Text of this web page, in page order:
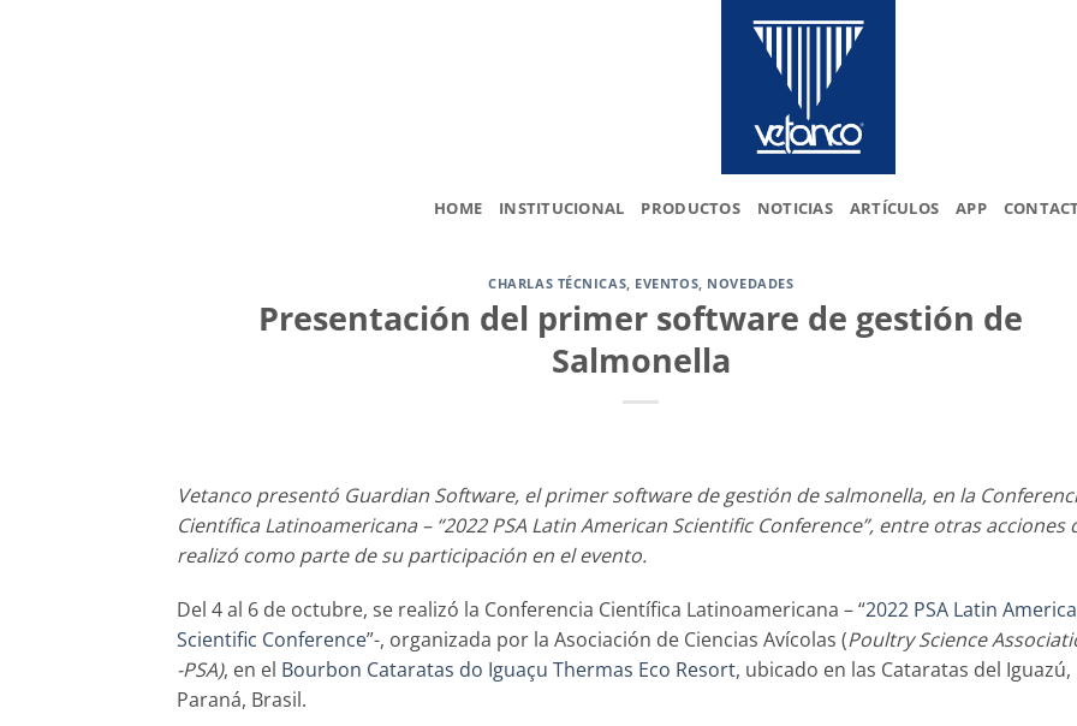
HOME INSTITUCIONAL PRODUCTOS NOTICIAS ARTÍCULOS APP
CHARLAS TÉCNICAS, EVENTOS, NOVEDADES
Presentación del primer software de gestión de
Salmonella
Vetanco presentó Guardian Software, el primer software de gestión de salmonella, en la
Científica Latinoamericana – “2022 PSA Latin American Scientific Conference”, entre otras acciones
realizó como parte de su participación en el evento.
Del 4 al 6 de octubre, se realizó la Conferencia Científica Latinoamericana – “2022 PSA Latin
Scientific Conference”-, organizada por la Asociación de Ciencias Avícolas (Poultry Science
-PSA), en el Bourbon Cataratas do Iguaçu Thermas Eco Resort, ubicado en las Cataratas del Iguazú,
Paraná, Brasil.